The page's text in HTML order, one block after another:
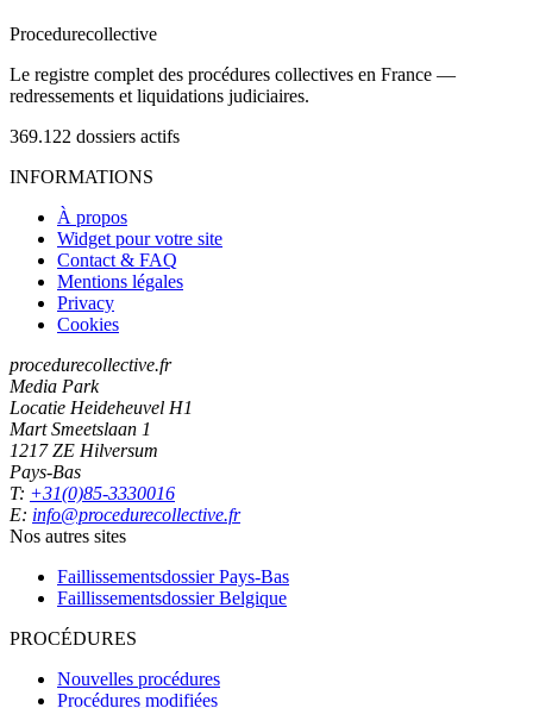
Procedurecollective
Le registre complet des procédures collectives en France —
redressements et liquidations judiciaires.
369.122 dossiers actifs
INFORMATIONS
À propos
Widget pour votre site
Contact & FAQ
Mentions légales
Privacy
Cookies
procedurecollective.fr
Media Park
Locatie Heideheuvel H1
Mart Smeetslaan 1
1217 ZE Hilversum
Pays-Bas
T: +31(0)85-3330016
E: info@procedurecollective.fr
Nos autres sites
Faillissementsdossier Pays-Bas
Faillissementsdossier Belgique
PROCÉDURES
Nouvelles procédures
Procédures modifiées